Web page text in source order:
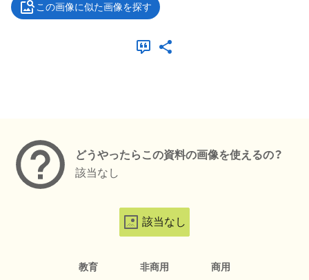
この画像に似た画像を探す
どうやったらこの資料の画像を使えるの？
該当なし
該当なし
教育 非商用 商用